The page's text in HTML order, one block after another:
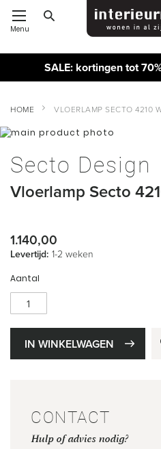
Menu
SALE: kortingen tot
HOME
VLOERLAMP SECTO 4210
Ga
het
einde
de
afbeeldingen-
naar
het
van
Secto Design
Vloerlamp Secto
1.140,00
Levertijd: 1-2 weken
Aantal
IN WINKELWAGEN
CONTACT
Hulp of advies nodig?